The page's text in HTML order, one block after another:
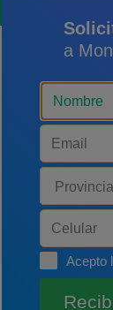
a
Acepto